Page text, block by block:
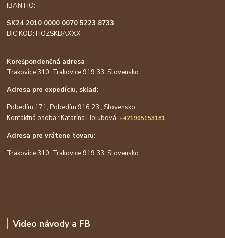
IBAN FIO:
SK24 2010 0000 0070 5223 8733
BIC KOD: FIOZSKBAXXX
Korešpondenčná adresa :
Trakovice 310, Trakovice 919 33, Slovensko
Adresa pre expedíciu, sklad:
Pobedím 171, Pobedím 916 23 , Slovensko
Kontaktná osoba : Katarína Holubová, +421905153181
Adresa pre vrátene tovaru:
Trakovice 310, Trakovice 919 33, Slovensko
Video návody a FB